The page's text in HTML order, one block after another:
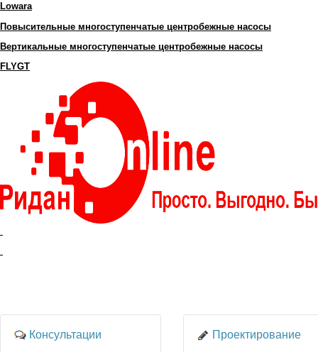
Lowara
Повысительные многоступенчатые центробежные насосы
Вертикальные многоступенчатые центробежные насосы
FLYGT
Консультации Проектирование